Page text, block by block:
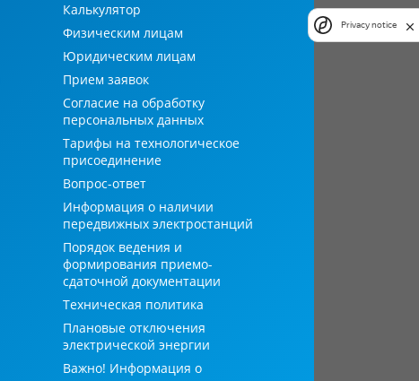
Калькулятор
Физическим лицам
Юридическим лицам
Прием заявок
Согласие на обработку
персональных данных
Тарифы на технологическое
присоединение
Вопрос-ответ
Информация о наличии
передвижных электростанций
Порядок ведения и
формирования приемо-
сдаточной документации
Техническая политика
Плановые отключения
электрической энергии
Важно! Информация о
Privacy notice